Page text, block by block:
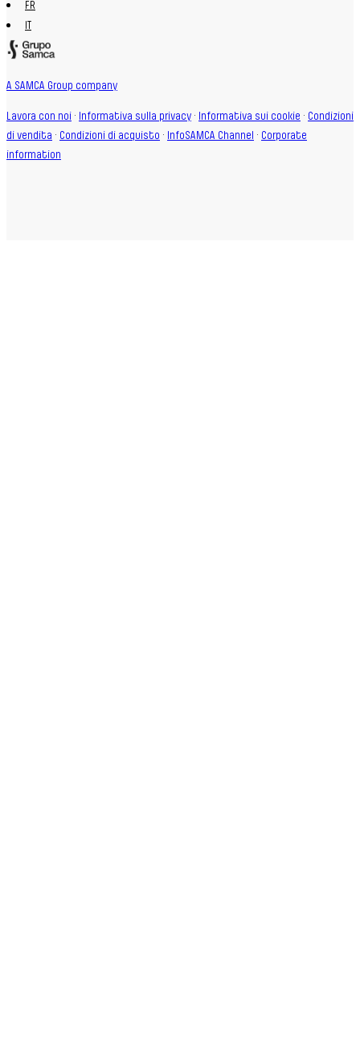
FR
IT
A SAMCA Group company
Lavora con noi · Informativa sulla privacy · Informativa sui cookie · Condizioni
di vendita · Condizioni di acquisto · InfoSAMCA Channel · Corporate
information